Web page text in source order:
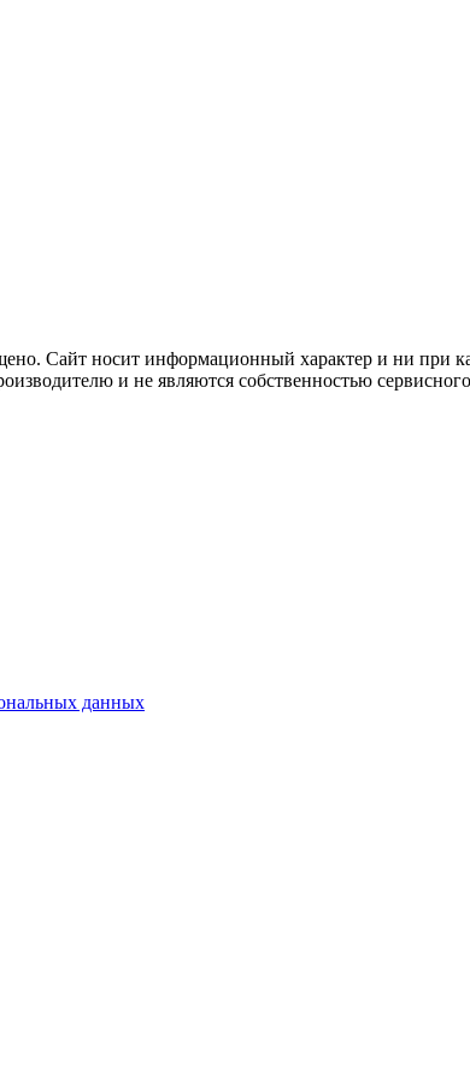
Сайт носит информационный характер и ни при
и не являются собственностью
данных